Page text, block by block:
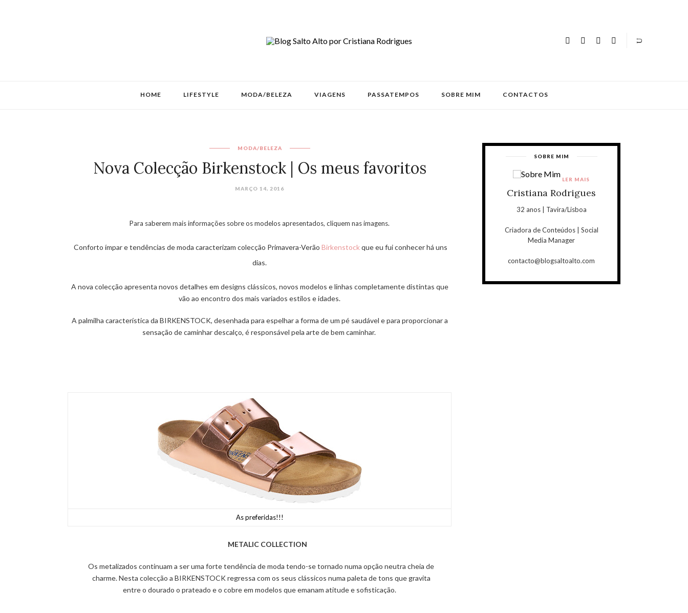
HOME LIFESTYLE MODA/BELEZA VIAGENS PASSATEMPOS SOBRE MIM CONTACTOS
MODA/BELEZA
Nova Colecção Birkenstock | Os meus favoritos
MARÇO 14, 2016
Para saberem mais informações sobre os modelos apresentados, cliquem nas imagens.
Conforto ímpar e tendências de moda caracterizam colecção Primavera-Verão Birkenstockque eu fui conhecer há uns
dias.
A nova colecção apresenta novos detalhes em designs clássicos, novos modelos e linhas completamente distintas que
vão ao encontro dos mais variados estilos e idades.
A palmilha característica da BIRKENSTOCK, desenhada para espelhar a forma de um pé saudável e para proporcionar a
sensação de caminhar descalço, é responsável pela arte de bem caminhar.
As preferidas!!!
METALIC COLLECTION
Os metalizados continuam a ser uma forte tendência de moda tendo-se tornado numa opção neutra cheia de
charme. Nesta colecção a BIRKENSTOCK regressa com os seus clássicos numa paleta de tons que gravita
entre o dourado o prateado e o cobreem modelos que emanam atitude e sofisticação.
SOBRE MIM
Cristiana Rodrigues
32 anos | Tavira/Lisboa
Criadora de Conteúdos | Social
Media Manager
contacto@blogsaltoalto.com
LER MAIS